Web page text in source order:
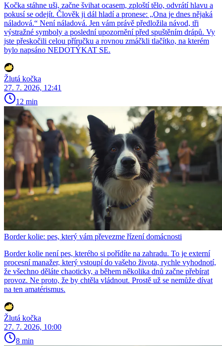
Kočka stáhne uši, začne švihat ocasem, zploští tělo, odvrátí hlavu a
pokusí se odejít. Člověk ji dál hladí a pronese: „Ona je dnes nějaká
náladová.“ Není náladová. Jen vám právě předložila návod, tři
výstražné symboly a poslední upozornění před spuštěním drápů. Vy
jste přeskočili celou příručku a rovnou zmáčkli tlačítko, na kterém
bylo napsáno NEDOTÝKAT SE.
Žlutá kočka
27. 7. 2026, 12:41
12 min
Border kolie: pes, který vám převezme řízení domácnosti
Border kolie není pes, kterého si pořídíte na zahradu. To je externí
procesní manažer, který vstoupí do vašeho života, rychle vyhodnotí,
že všechno děláte chaoticky, a během několika dnů začne přebírat
provoz. Ne proto, že by chtěla vládnout. Prostě už se nemůže dívat
na ten amatérismus.
Žlutá kočka
27. 7. 2026, 10:00
8 min